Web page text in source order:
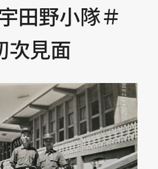
田野小隊＃
次見面